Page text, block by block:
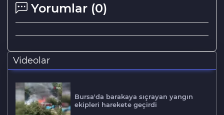
Yorumlar (0)
Videolar
Bursa'da barakaya sıçrayan yangın
ekipleri harekete geçirdi